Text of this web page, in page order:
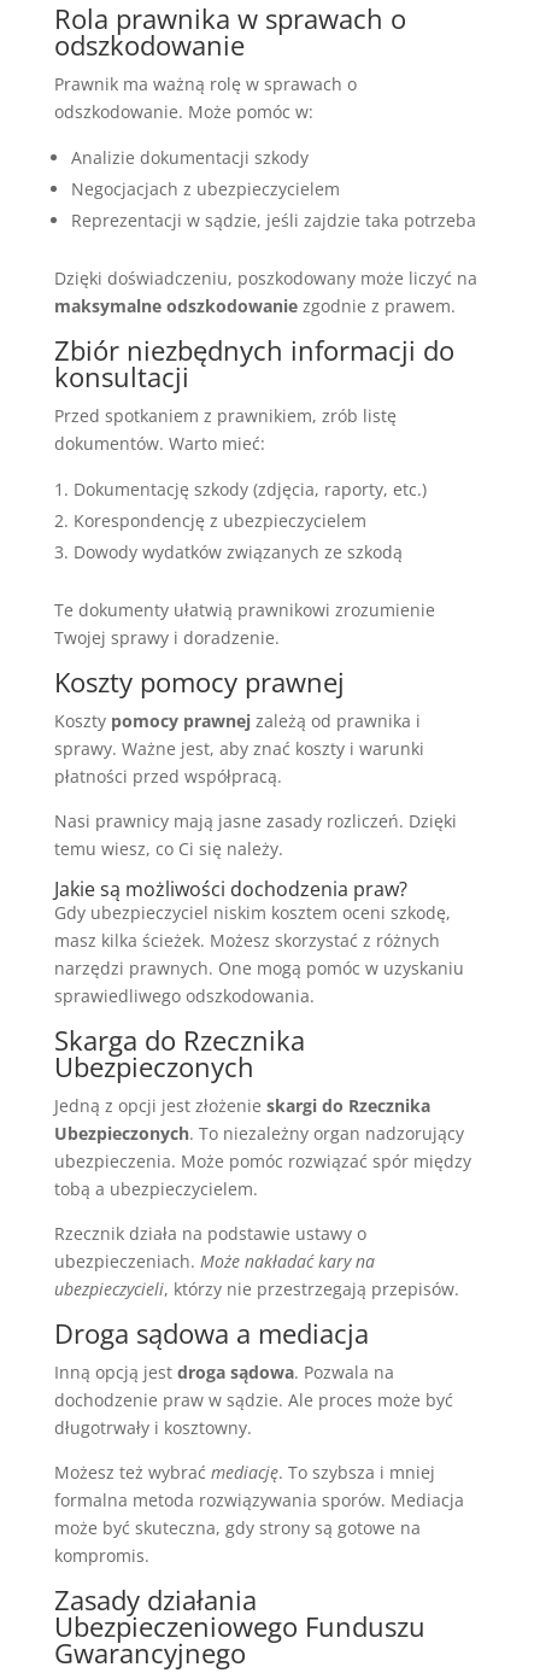
Rola prawnika w sprawach o
odszkodowanie
Prawnik ma ważną rolę w sprawach o
odszkodowanie. Może pomóc w:
Analizie dokumentacji szkody
Negocjacjach z ubezpieczycielem
Reprezentacji w sądzie, jeśli zajdzie taka potrzeba
Dzięki doświadczeniu, poszkodowany może liczyć na
maksymalne odszkodowaniezgodnie z prawem.
Zbiór niezbędnych informacji do
konsultacji
Przed spotkaniem z prawnikiem, zrób listę
dokumentów. Warto mieć:
Dokumentację szkody (zdjęcia, raporty, etc.)
Korespondencję z ubezpieczycielem
Dowody wydatków związanych ze szkodą
Te dokumenty ułatwią prawnikowi zrozumienie
Twojej sprawy i doradzenie.
Koszty pomocy prawnej
Koszty pomocy prawnejzależą od prawnika i
sprawy. Ważne jest, aby znać koszty i warunki
płatności przed współpracą.
Nasi prawnicy mają jasne zasady rozliczeń. Dzięki
temu wiesz, co Ci się należy.
Jakie są możliwości dochodzenia praw?
Gdy ubezpieczyciel niskim kosztem oceni szkodę,
masz kilka ścieżek. Możesz skorzystać z różnych
narzędzi prawnych. One mogą pomóc w uzyskaniu
sprawiedliwego odszkodowania.
Skarga do Rzecznika
Ubezpieczonych
Jedną z opcji jest złożenie skargi do Rzecznika
Ubezpieczonych. To niezależny organ nadzorujący
ubezpieczenia. Może pomóc rozwiązać spór między
tobą a ubezpieczycielem.
Rzecznik działa na podstawie ustawy o
ubezpieczeniach. Może nakładać kary na
ubezpieczycieli, którzy nie przestrzegają przepisów.
Droga sądowa a mediacja
Inną opcją jest droga sądowa. Pozwala na
dochodzenie praw w sądzie. Ale proces może być
długotrwały i kosztowny.
Możesz też wybrać mediację. To szybsza i mniej
formalna metoda rozwiązywania sporów. Mediacja
może być skuteczna, gdy strony są gotowe na
kompromis.
Zasady działania
Ubezpieczeniowego Funduszu
Gwarancyjnego